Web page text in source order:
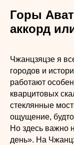
Горы
аккорд
Чжанцзяцзе я
городов и
работают
кварцитовых
стеклянные
ощущение,
Но здесь важно
день». На